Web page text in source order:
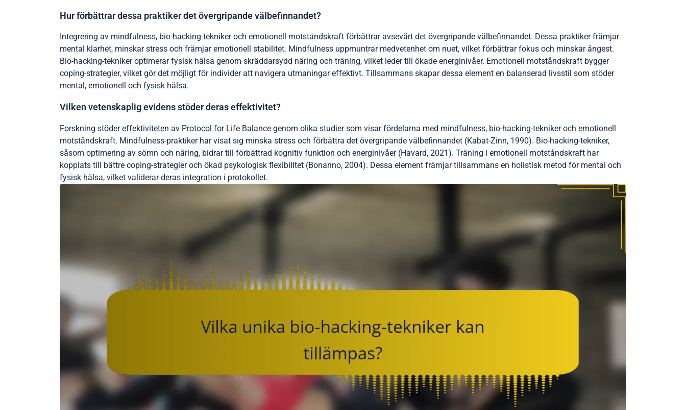
Hur förbättrar dessa praktiker det övergripande välbefinnandet?
Integrering av mindfulness, bio-hacking-tekniker och emotionell motståndskraft förbättrar avsevärt det övergripande välbefinnandet. Dessa praktiker främjar
mental klarhet, minskar stress och främjar emotionell stabilitet. Mindfulness uppmuntrar medvetenhet om nuet, vilket förbättrar fokus och minskar ångest.
Bio-hacking-tekniker optimerar fysisk hälsa genom skräddarsydd näring och träning, vilket leder till ökade energinivåer. Emotionell motståndskraft bygger
coping-strategier, vilket gör det möjligt för individer att navigera utmaningar effektivt. Tillsammans skapar dessa element en balanserad livsstil som stöder
mental, emotionell och fysisk hälsa.
Vilken vetenskaplig evidens stöder deras effektivitet?
Forskning stöder effektiviteten av Protocol for Life Balance genom olika studier som visar fördelarna med mindfulness, bio-hacking-tekniker och emotionell
motståndskraft. Mindfulness-praktiker har visat sig minska stress och förbättra det övergripande välbefinnandet (Kabat-Zinn, 1990). Bio-hacking-tekniker,
såsom optimering av sömn och näring, bidrar till förbättrad kognitiv funktion och energinivåer (Havard, 2021). Träning i emotionell motståndskraft har
kopplats till bättre coping-strategier och ökad psykologisk flexibilitet (Bonanno, 2004). Dessa element främjar tillsammans en holistisk metod för mental och
fysisk hälsa, vilket validerar deras integration i protokollet.